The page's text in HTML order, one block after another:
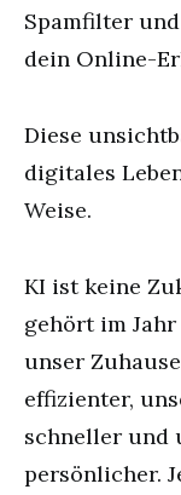
Spamfilter
dein Online-
Diese
digitales
Weise.
KI ist keine
gehört im
unser
effizienter,
schneller und
persönlicher.